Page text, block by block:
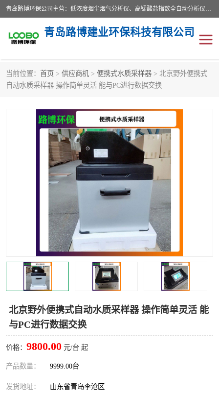
青岛路博环保公司主营：低浓度烟尘烟气分析仪、高锰酸盐指数全自动分析仪、便携式超声波明渠流量计、便携式水质采样器、恒温恒湿称重系统、手持式油烟检测仪等;是一家集环保科研、设计、生产、维护、销售和系统集成为一体的综合性高科技企业。路博人秉承"科学技术是第一生产力的重要理念，倡导环境友好型的生产、生活和消费方式。
青岛路博建业环保科技有限公司
当前位置： 首页 > 供应商机 > 便携式水质采样器 > 北京野外便携式
自动水质采样器 操作简单灵活 能与PC进行数据交换
北京野外便携式自动水质采样器 操作简单灵活 能
与PC进行数据交换
价格： 9800.00 元/台 起
产品数量： 9999.00台
发货地址： 山东省青岛李沧区
生物安全柜 气体检测仪
水质检测仪 手持式油烟检测仪
恒温恒湿称重系统 二恶英采集器
实验室仪器 LB-8110降水降尘采样器
便携式水质采样器 LB-7035油气回收
便携式超声波明渠流量计 大气环境采样器
LB-4200高锰酸盐指数仪 LB-62便携式烟气分析仪
烟尘烟气设备 大气采样器
粉尘设备
新宇宙仪器
烟尘净化器